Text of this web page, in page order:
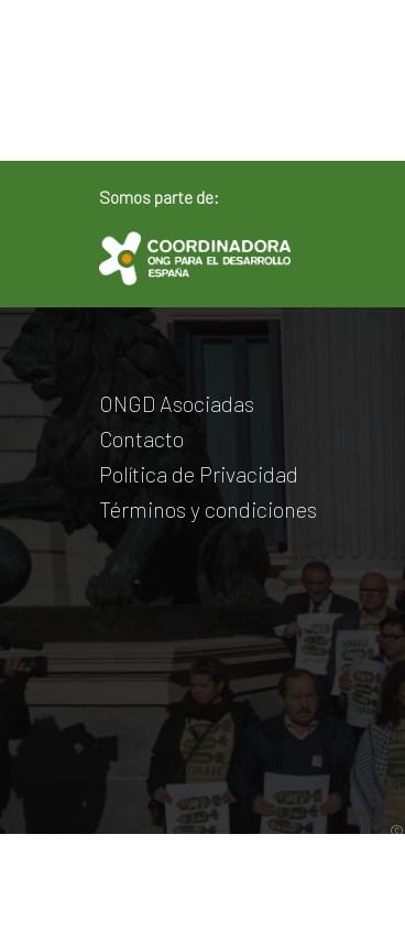
Somos parte de:
ONGD Asociadas
Contacto
Política de Privacidad
Términos y condiciones
©